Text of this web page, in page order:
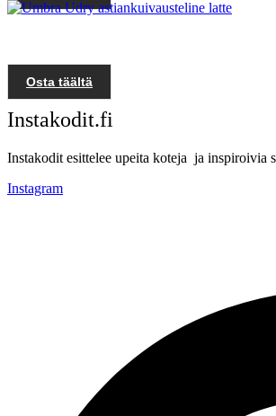
Osta täältä
Instakodit.fi
Instakodit esittelee upeita koteja ja inspiroivia
Instagram